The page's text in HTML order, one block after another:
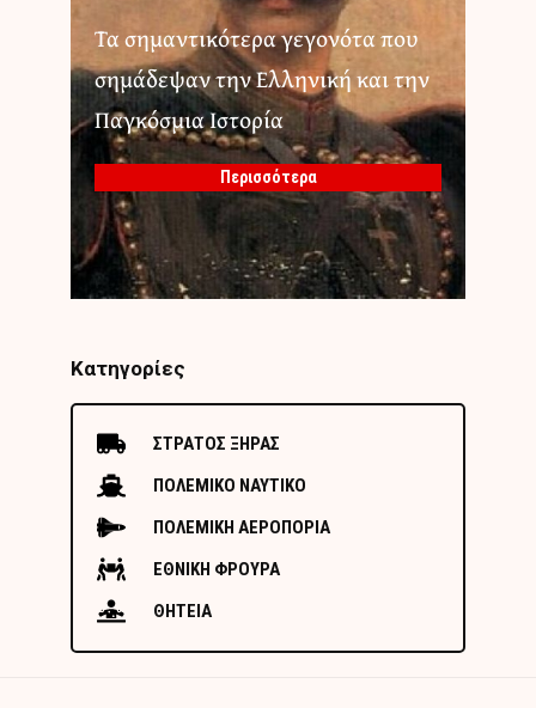
Τα σημαντικότερα γεγονότα που
σημάδεψαν την Ελληνική και την
Παγκόσμια Ιστορία
Περισσότερα
Κατηγορίες
ΣΤΡΑΤΟΣ ΞΗΡΑΣ
ΠΟΛΕΜΙΚΟ ΝΑΥΤΙΚΟ
ΠΟΛΕΜΙΚΗ ΑΕΡΟΠΟΡΙΑ
ΕΘΝΙΚΗ ΦΡΟΥΡΑ
ΘΗΤΕΙΑ